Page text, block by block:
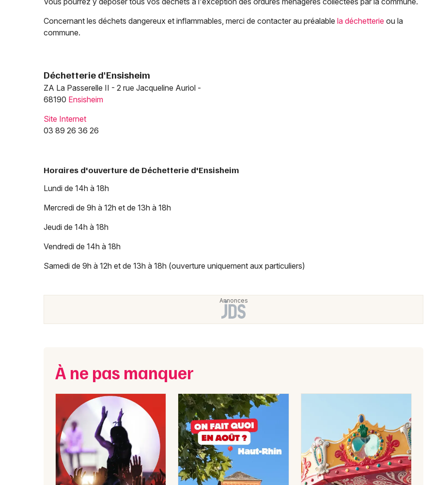
Concerts
Newsletter des sorties
Restaurants
Montpellier
Nantes
Concernant les déchets dangereux et inflammables, merci de contacter au préalable la déchetterie ou la
commune.
Déchetterie d'Ensisheim
ZA La Passerelle II - 2 rue Jacqueline Auriol -
68190 Ensisheim
Site Internet
03 89 26 36 26
Horaires d'ouverture de Déchetterie d'Ensisheim
Lundi de 14h à 18h
Mercredi de 9h à 12h et de 13h à 18h
Jeudi de 14h à 18h
Vendredi de 14h à 18h
Samedi de 9h à 12h et de 13h à 18h (ouverture uniquement aux particuliers)
À ne pas manquer